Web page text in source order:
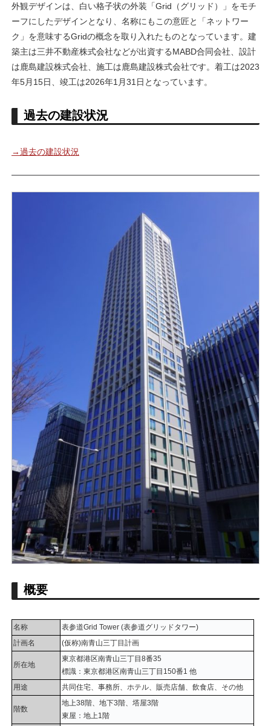
外観デザインは、白い格子状の外装「Grid（グリッド）」をモチ
ーフにしたデザインとなり、名称にもこの意匠と「ネットワー
ク」を意味するGridの概念を取り入れたものとなっています。建
築主は三井不動産株式会社などが出資するMABD合同会社、設計
は鹿島建設株式会社、施工は鹿島建設株式会社です。着工は2023
年5月15日、竣工は2026年1月31日となっています。
過去の建設状況
→過去の建設状況
概要
名称
表参道Grid Tower (表参道グリッドタワー)
計画名
(仮称)南青山三丁目計画
所在地
東京都港区南青山三丁目8番35
標識：東京都港区南青山三丁目150番1 他
用途
共同住宅、事務所、ホテル、販売店舗、飲食店、その他
階数
地上38階、地下3階、塔屋3階
東屋：地上1階